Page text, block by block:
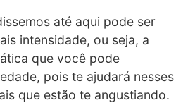
até aqui pode ser
intensidade, ou seja, a
que você pode
pois te ajudará nesses
que estão te angustiando.